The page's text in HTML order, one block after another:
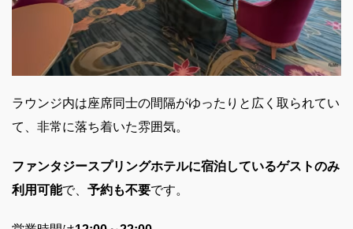
ラウンジ内は座席同士の間隔がゆったりと広く取られてい
て、非常に落ち着いた雰囲気。
ファンタジースプリングホテルに宿泊しているゲストのみ
利用可能で、 予約も不要です。